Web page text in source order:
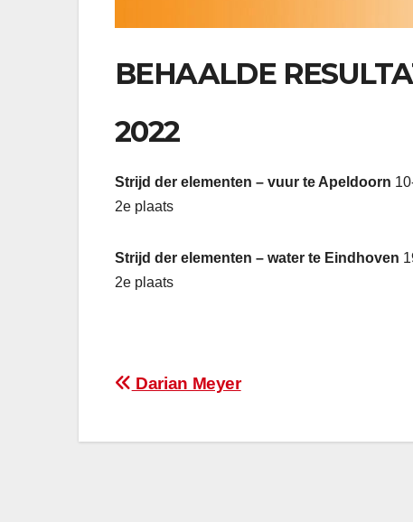
BEHAALDE
2022
Strijd der elementen – vuur te Apeldoorn
2e plaats
Strijd der elementen – water te Eindhoven
2e plaats
Bericht
Darian Meyer